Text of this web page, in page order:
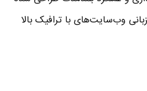
وب‌سایت‌های با ترافیک بالا